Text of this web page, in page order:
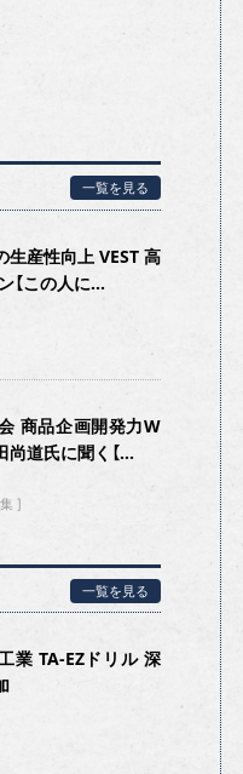
一覧を見る
生産性向上 VEST 高
【この人に...
商品企画開発力W
尚道氏に聞く【...
一覧を見る
業 TA-EZドリル 深